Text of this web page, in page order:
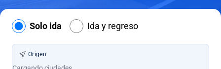
Solo ida Ida y regreso
Origen